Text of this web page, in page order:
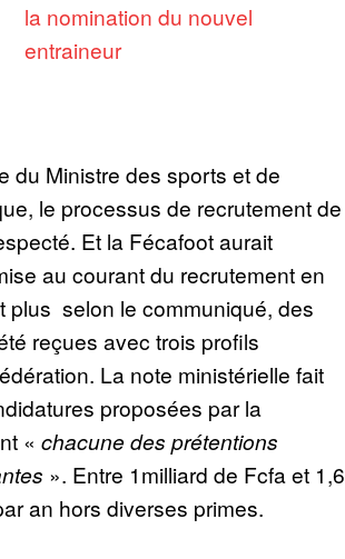
la nomination du nouvel
entraineur
du Ministre des sports et de
le processus de recrutement de
Et la Fécafoot aurait
au courant du recrutement en
plus selon le communiqué, des
reçues avec trois profils
La note ministérielle fait
proposées par la
« chacune des prétentions
». Entre 1milliard de Fcfa et 1,6
an hors diverses primes.